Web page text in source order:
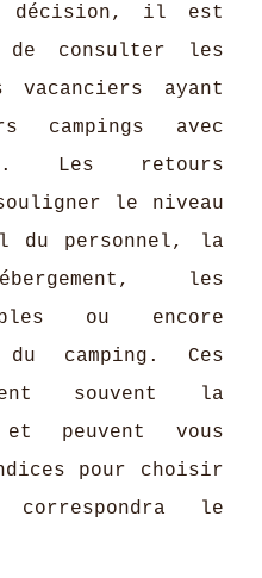
décision, il est
de consulter les
ayant
campings avec
Les retours
le niveau
du personnel, la
les
ou encore
camping. Ces
souvent la
peuvent vous
pour choisir
le